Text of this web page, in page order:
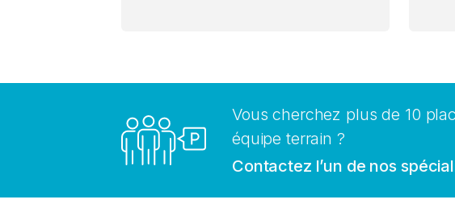
Vous cherchez plus de 10
équipe terrain ?
Contactez l’un de nos